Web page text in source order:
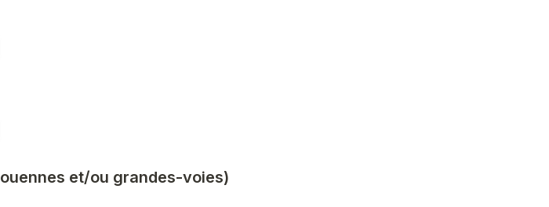
et/ou grandes-voies)